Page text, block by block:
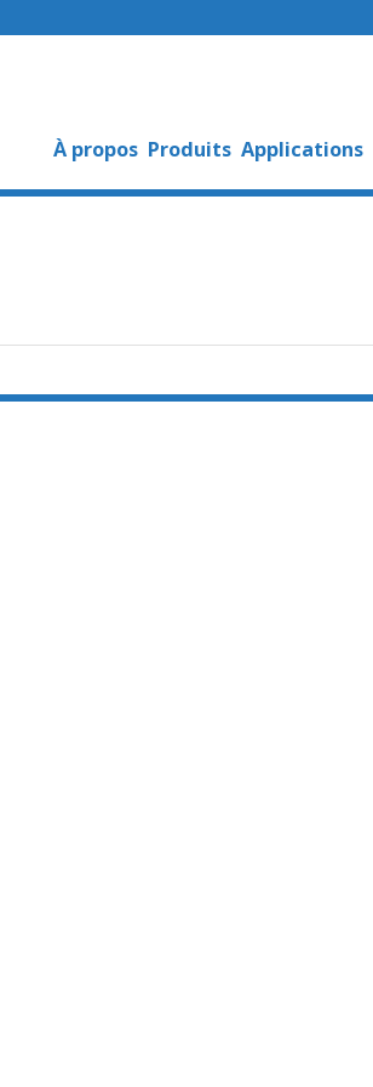
À propos Produits Applications